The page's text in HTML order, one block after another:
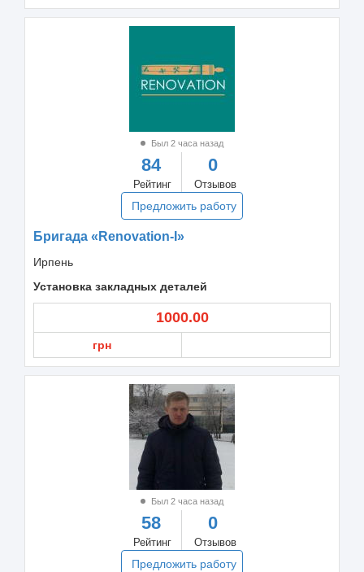
Был 2 часа назад
84
Рейтинг
0
Отзывов
Предложить работу
Бригада «Renovation-I»
Ирпень
Установка закладных деталей
1000.00
грн
Был 2 часа назад
58
Рейтинг
0
Отзывов
Предложить работу